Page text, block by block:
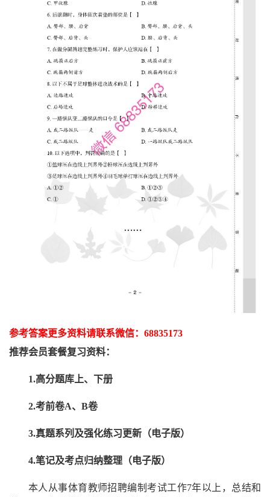
参考答案更多资料请联系微信： 68835173
推荐会员套餐复习资料：
1.高分题库上、下册
2.考前卷A、B卷
3.真题系列及强化练习更新（电子版）
4.笔记及考点归纳整理（电子版）
本人从事体育教师招聘编制考试工作7年以上，总结和